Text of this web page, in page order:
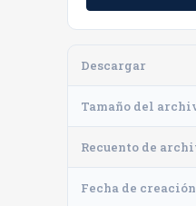
Descargar
Tamaño del
Recuento de
Fecha de creación